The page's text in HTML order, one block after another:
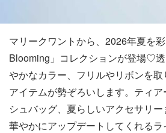
マリークワントから、2026年夏を
Blooming」コレクションが登場♡
やかなカラー、フリルやリボンを
アイテムが勢ぞろいします。ティ
シュバッグ、夏らしいアクセサリ
華やかにアップデートしてくれる